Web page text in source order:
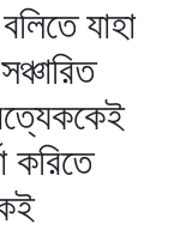
যাহা
করিতে